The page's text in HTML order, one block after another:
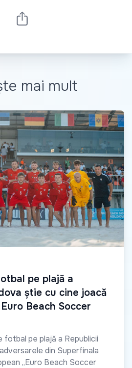
mai mult
pe plajă a
știe cu cine joacă
Beach Soccer
fotbal pe plajă a Republicii
din Superfinala
„Euro Beach Soccer